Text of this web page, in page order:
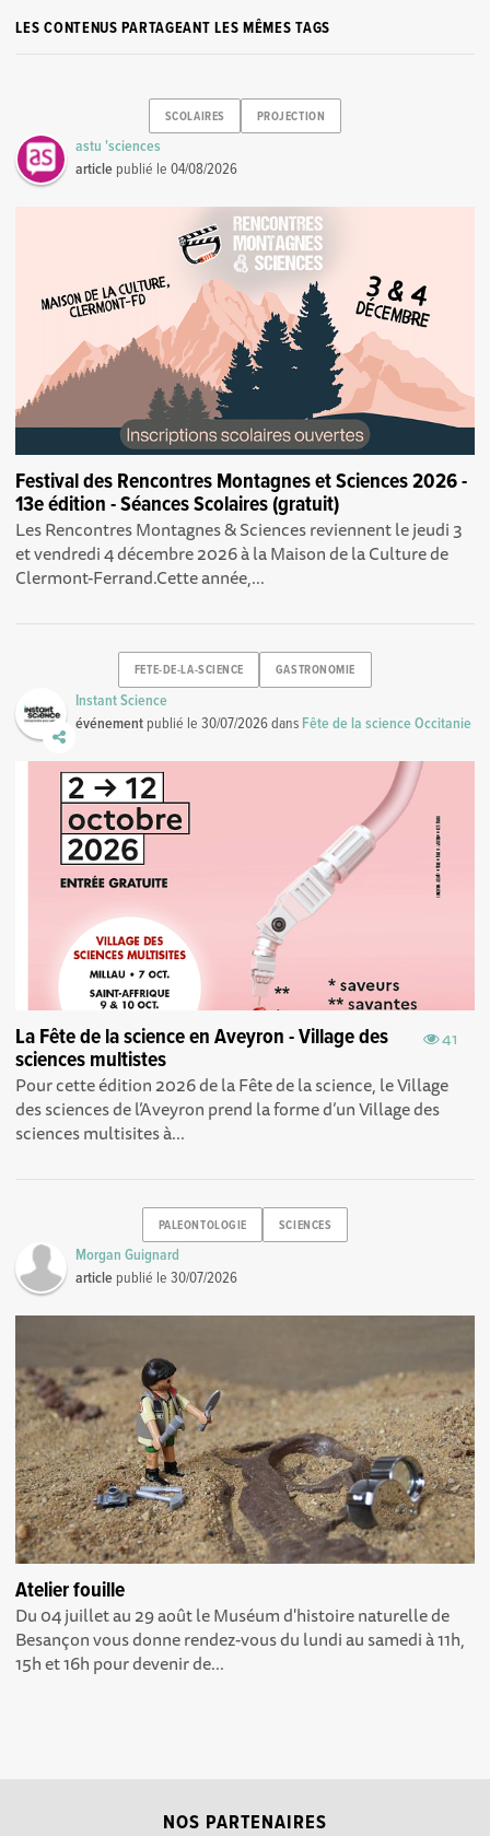
LES CONTENUS PARTAGEANT LES MÊMES TAGS
SCOLAIRES PROJECTION
astu 'sciences
article publié le04/08/2026
Festival des Rencontres Montagnes et Sciences 2026 -
13e édition - Séances Scolaires (gratuit)
Les Rencontres Montagnes & Sciences reviennent le jeudi 3
et vendredi 4 décembre 2026 à la Maison de la Culture de
Clermont-Ferrand.Cette année,...
FETE-DE-LA-SCIENCE GASTRONOMIE
Instant Science
événement publié le30/07/2026dans Fête de la science Occitanie
41
La Fête de la science en Aveyron - Village des
sciences multistes
Pour cette édition 2026 de la Fête de la science, le Village
des sciences de l’Aveyron prend la forme d’un Village des
sciences multisites à...
PALEONTOLOGIE SCIENCES
Morgan Guignard
article publié le30/07/2026
Atelier fouille
Du 04 juillet au 29 août le Muséum d'histoire naturelle de
Besançon vous donne rendez-vous du lundi au samedi à 11h,
15h et 16h pour devenir de...
NOS PARTENAIRES